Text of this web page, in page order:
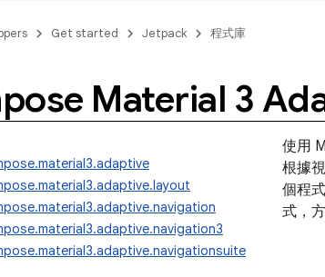
Get started Jetpack 程式庫
Material 3
使用
根據
個程
式，